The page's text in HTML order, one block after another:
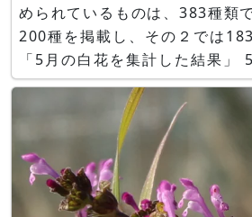
められているものは、383種類
200種を掲載し、その２では
「5月の白花を集計した結果」
集計した結果、以下のことが
１．ベスト10（多い順） あく
真の範囲内のことですが、5月
種が多いか